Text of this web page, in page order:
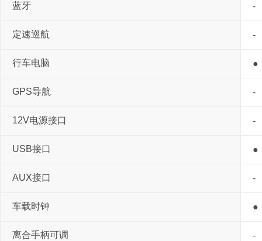
蓝牙 -
定速巡航 -
行车电脑 ●
GPS导航 -
12V电源接口 -
USB接口 ●
AUX接口 -
车载时钟 ●
离合手柄可调 -